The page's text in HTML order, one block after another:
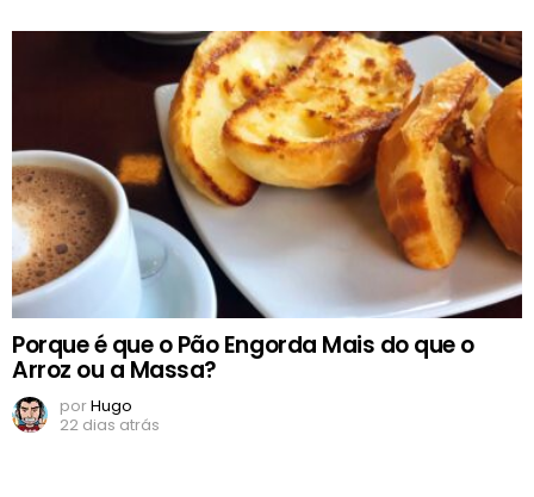
Porque é que o Pão Engorda Mais do que o
Arroz ou a Massa?
porHugo
22 dias atrás